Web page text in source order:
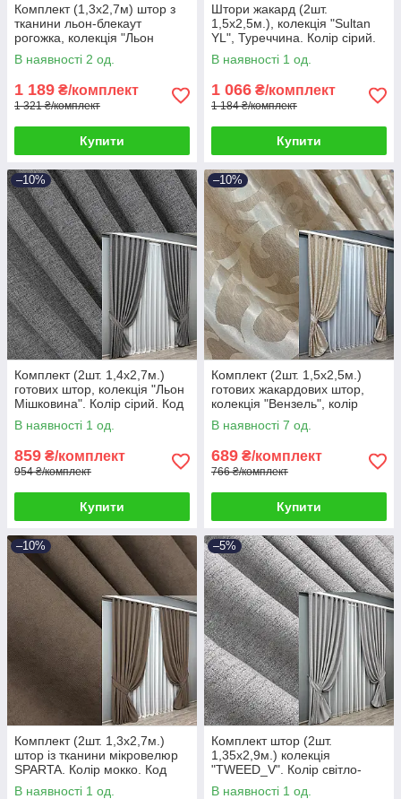
Комплект (1,3х2,7м) штор з
тканини льон-блекаут
рогожка, колекція "Льон
Мішковина". Колір венге. Код
291ш 39-074
В наявності 2 од.
1 189 ₴/комплект
1 321 ₴/комплект
Купити
Штори жакард (2шт.
1,5х2,5м.), колекція "Sultan
YL", Туреччина. Колір сірий.
Код 1212ш 39-704
В наявності 1 од.
1 066 ₴/комплект
1 184 ₴/комплект
Купити
–10%
Комплект (2шт. 1,4х2,7м.)
готових штор, колекція "Льон
Мішковина". Колір сірий. Код
108ш 39-303
В наявності 1 од.
859 ₴/комплект
954 ₴/комплект
Купити
–10%
Комплект (2шт. 1,5х2,5м.)
готових жакардових штор,
колекція "Вензель", колір
бежевий. Код 416ш 39-245
В наявності 7 од.
689 ₴/комплект
766 ₴/комплект
Купити
–10%
Комплект (2шт. 1,3х2,7м.)
штор із тканини мікровелюр
SPARTA. Колір мокко. Код
1036ш 39-773
В наявності 1 од.
–5%
Комплект штор (2шт.
1,35х2,9м.) колекція
"TWEED_V". Колір світло-
сірий. Код 1913ш 39-0004
В наявності 1 од.